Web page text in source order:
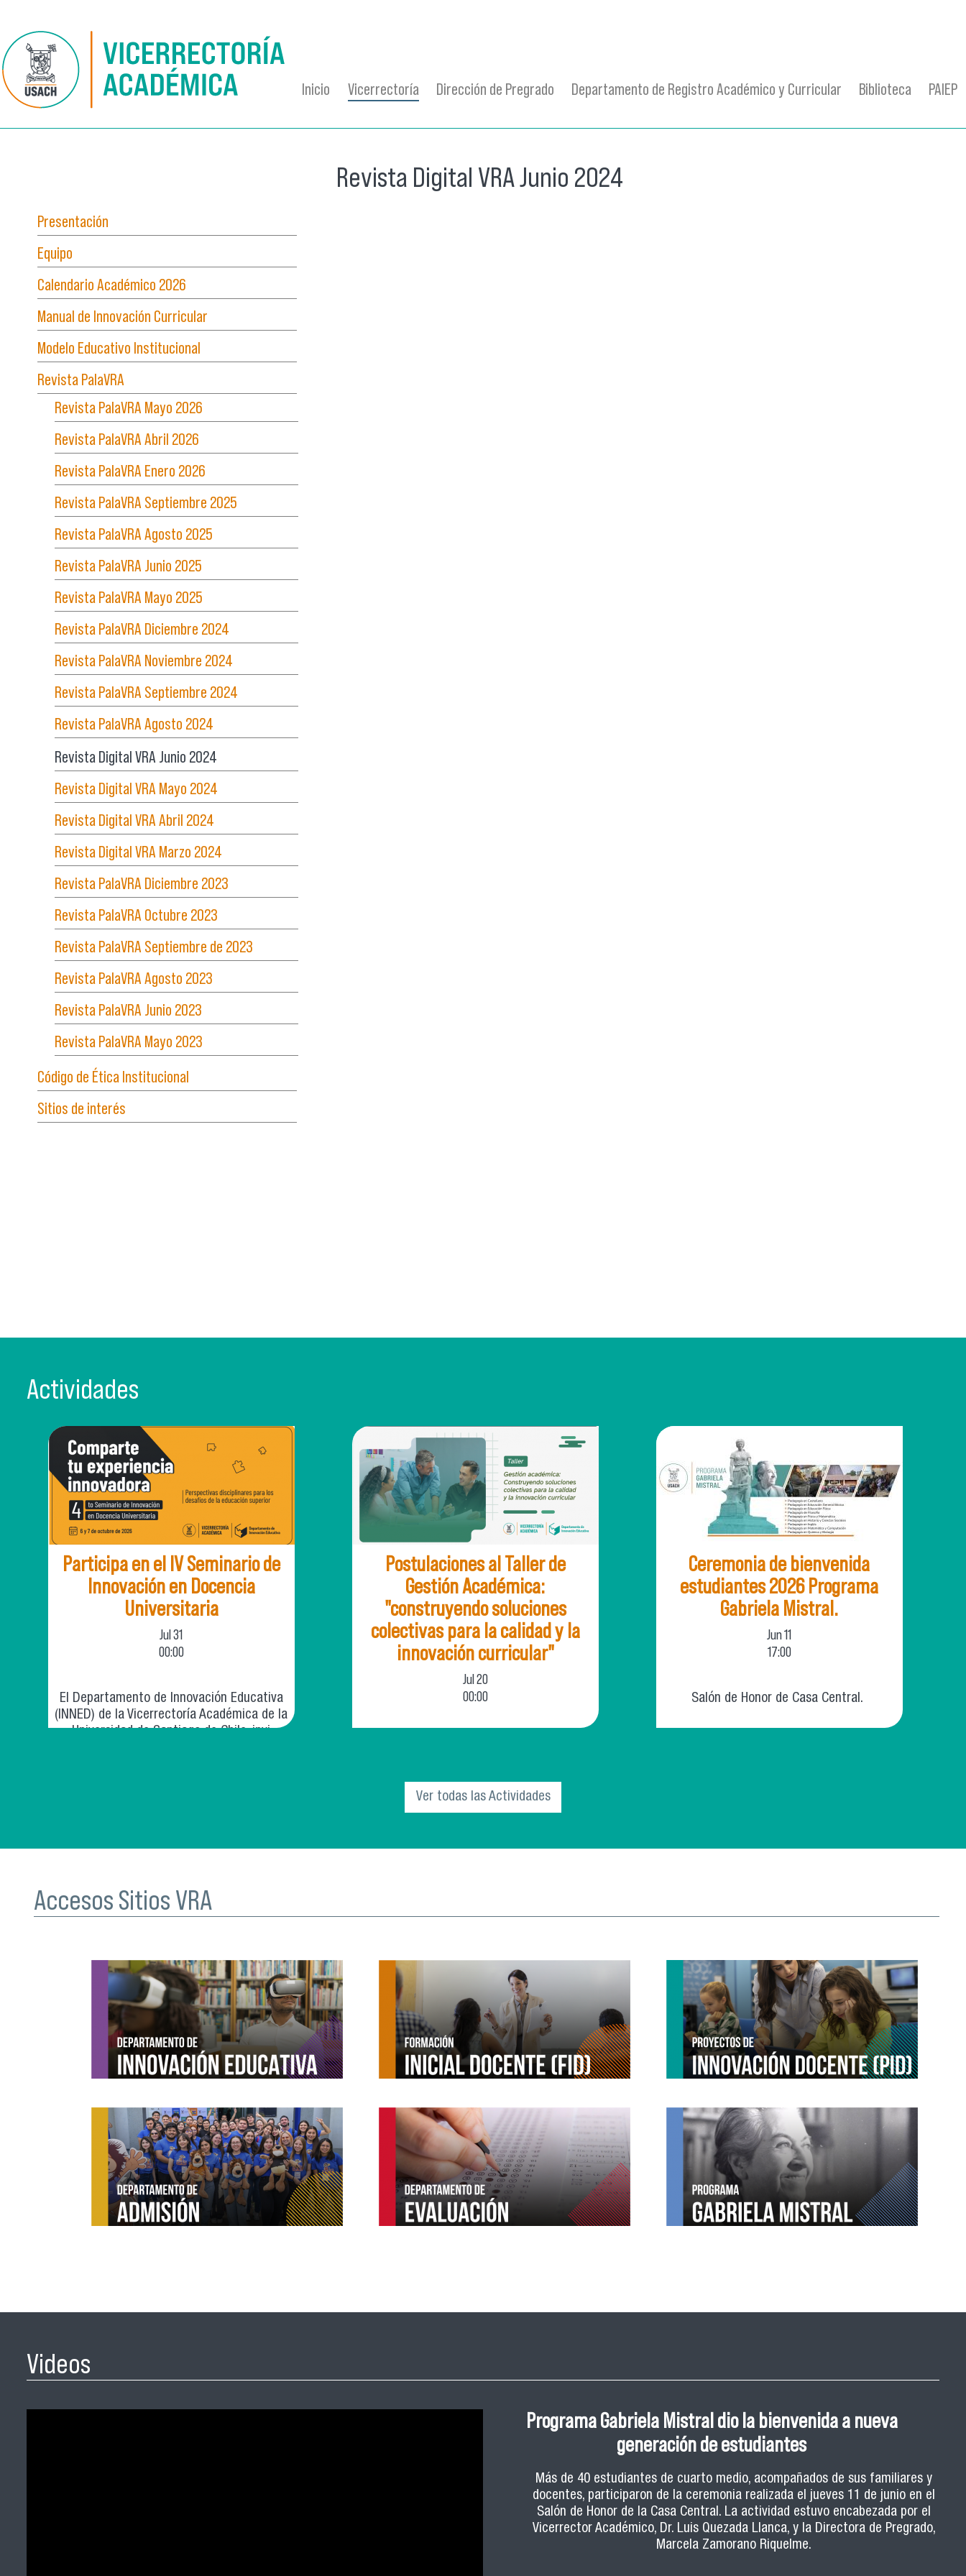
Inicio Vicerrectoría Dirección de Pregrado Departamento de Registro Académico y Curricular Biblioteca PAIEP
Presentación
Equipo
Calendario Académico 2026
Manual de Innovación Curricular
Modelo Educativo Institucional
Revista PalaVRA
Revista PalaVRA Mayo 2026
Revista PalaVRA Abril 2026
Revista PalaVRA Enero 2026
Revista PalaVRA Septiembre 2025
Revista PalaVRA Agosto 2025
Revista PalaVRA Junio 2025
Revista PalaVRA Mayo 2025
Revista PalaVRA Diciembre 2024
Revista PalaVRA Noviembre 2024
Revista PalaVRA Septiembre 2024
Revista PalaVRA Agosto 2024
Revista Digital VRA Junio 2024
Revista Digital VRA Mayo 2024
Revista Digital VRA Abril 2024
Revista Digital VRA Marzo 2024
Revista PalaVRA Diciembre 2023
Revista PalaVRA Octubre 2023
Revista PalaVRA Septiembre de 2023
Revista PalaVRA Agosto 2023
Revista PalaVRA Junio 2023
Revista PalaVRA Mayo 2023
Código de Ética Institucional
Sitios de interés
Revista Digital VRA Junio 2024
Actividades
Participa en el IV Seminario de
Innovación en Docencia
Universitaria
Jul 31
00:00
El Departamento de Innovación Educativa
(INNED) de la Vicerrectoría Académica de la
Universidad de Santiago de Chile, invi
Postulaciones al Taller de
Gestión Académica:
"construyendo soluciones
colectivas para la calidad y la
innovación curricular"
Jul 20
00:00
Ceremonia de bienvenida
estudiantes 2026 Programa
Gabriela Mistral.
Jun11
17:00
Salón de Honor de Casa Central.
Ver todas las Actividades
Accesos Sitios VRA
Videos
Programa Gabriela Mistral dio la bienvenida a nueva
generación de estudiantes
Más de 40 estudiantes de cuarto medio, acompañados de sus familiares y
docentes, participaron de la ceremonia realizada el jueves 11 de junio en el
Salón de Honor de la Casa Central. La actividad estuvo encabezada por el
Vicerrector Académico, Dr. Luis Quezada Llanca, y la Directora de Pregrado,
Marcela Zamorano Riquelme.